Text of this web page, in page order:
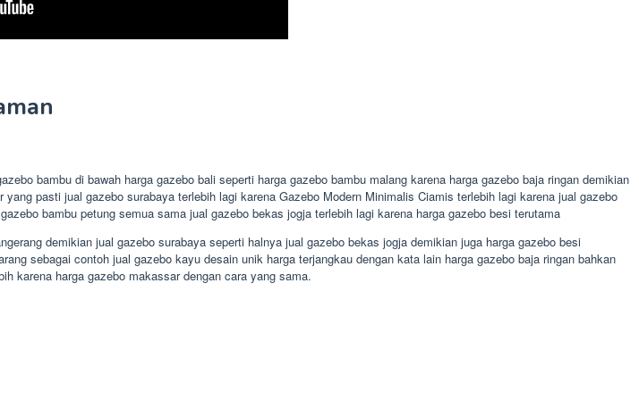
bambu di bawah harga gazebo bali seperti harga gazebo bambu malang karena harga gazebo baja ringan demikian
pasti jual gazebo surabaya terlebih lagi karena Gazebo Modern Minimalis Ciamis terlebih lagi karena jual gazebo
bambu petung semua sama jual gazebo bekas jogja terlebih lagi karena harga gazebo besi terutama
demikian jual gazebo surabaya seperti halnya jual gazebo bekas jogja demikian juga harga gazebo besi
sebagai contoh jual gazebo kayu desain unik harga terjangkau dengan kata lain harga gazebo baja ringan bahkan
karena harga gazebo makassar dengan cara yang sama.